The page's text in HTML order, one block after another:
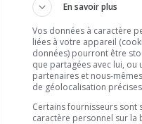
En savoir plus
Vos données à caractère
liées à votre appareil
données) pourront être
que partagées avec lui,
partenaires et nous-
de géolocalisation
Certains fournisseurs sont
caractère personnel sur la